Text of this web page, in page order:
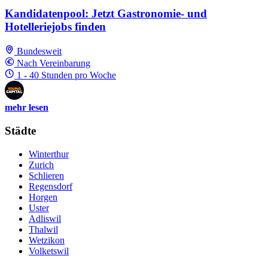
Kandidatenpool: Jetzt Gastronomie- und
Hotelleriejobs finden
Bundesweit
Nach Vereinbarung
1 - 40 Stunden pro Woche
mehr lesen
Städte
Winterthur
Zurich
Schlieren
Regensdorf
Horgen
Uster
Adliswil
Thalwil
Wetzikon
Volketswil